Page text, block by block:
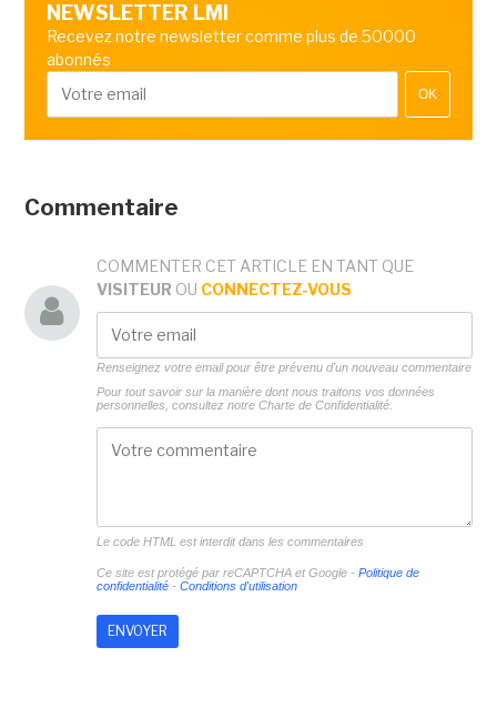
NEWSLETTER LMI
Recevez notre newsletter comme plus de 50000
abonnés
OK
Commentaire
COMMENTER CET ARTICLE EN TANT QUE
VISITEUR OU CONNECTEZ-VOUS
Renseignez votre email pour être prévenu d'un nouveau commentaire
Pour tout savoir sur la manière dont nous traitons vos données
personnelles, consultez notre Charte de Confidentialité.
Le code HTML est interdit dans les commentaires
Ce site est protégé par reCAPTCHA et Google - Politique de
confidentialité- Conditions d'utilisation